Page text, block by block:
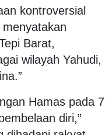
kontroversial
Barat,
wilayah Yahudi,
Hamas pada 7
diri,”